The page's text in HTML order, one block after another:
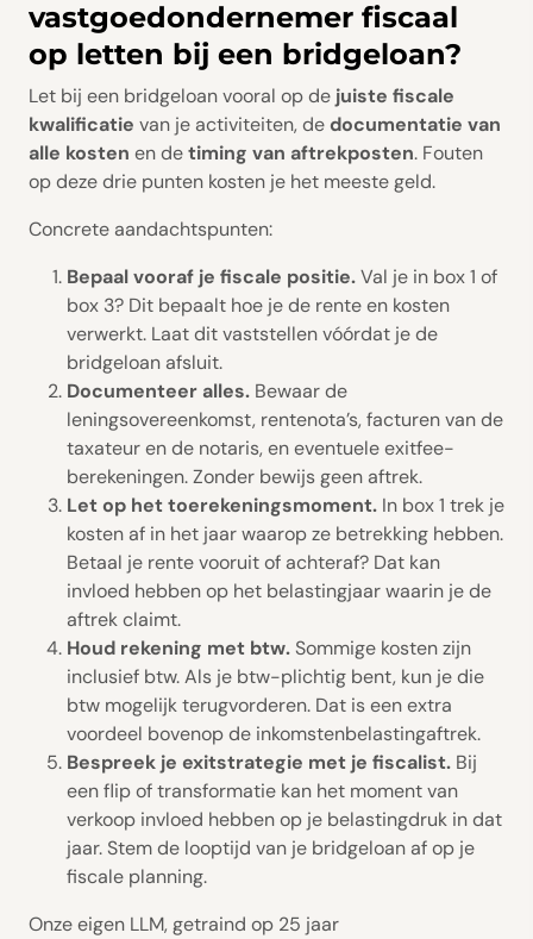
vastgoedondernemer fiscaal
op letten bij een bridgeloan?
Let bij een bridgeloan vooral op de juiste fiscale
kwalificatie van je activiteiten, dedocumentatie van
alle kosten en detiming van aftrekposten. Fouten
op deze drie punten kosten je het meeste geld.
Concrete aandachtspunten:
Bepaal vooraf je fiscale positie.Val je in box 1 of
box 3? Dit bepaalt hoe je de rente en kosten
verwerkt. Laat dit vaststellen vóórdat je de
bridgeloan afsluit.
Documenteer alles. Bewaar de
leningsovereenkomst, rentenota’s, facturen van de
taxateur en de notaris, en eventuele exitfee-
berekeningen. Zonder bewijs geen aftrek.
Let op het toerekeningsmoment. In box 1 trek je
kosten af in het jaar waarop ze betrekking hebben.
Betaal je rente vooruit of achteraf? Dat kan
invloed hebben op het belastingjaar waarin je de
aftrek claimt.
Houd rekening met btw.Sommige kosten zijn
inclusief btw. Als je btw-plichtig bent, kun je die
btw mogelijk terugvorderen. Dat is een extra
voordeel bovenop de inkomstenbelastingaftrek.
Bespreek je exitstrategie met je fiscalist. Bij
een flip of transformatie kan het moment van
verkoop invloed hebben op je belastingdruk in dat
jaar. Stem de looptijd van je bridgeloan af op je
fiscale planning.
Onze eigen LLM, getraind op 25 jaar